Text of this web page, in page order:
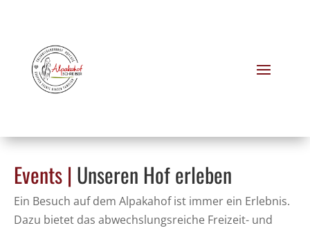
Events | Unseren Hof erleben
Ein Besuch auf dem Alpakahof ist immer ein Erlebnis.
Dazu bietet das abwechslungsreiche Freizeit- und